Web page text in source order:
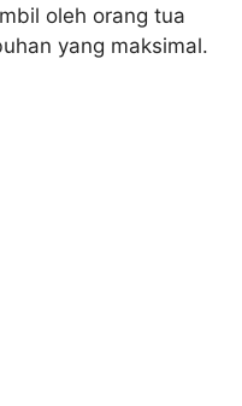
oleh orang tua
yang maksimal.